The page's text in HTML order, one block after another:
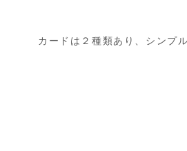
カードは２種類あり、シンプ